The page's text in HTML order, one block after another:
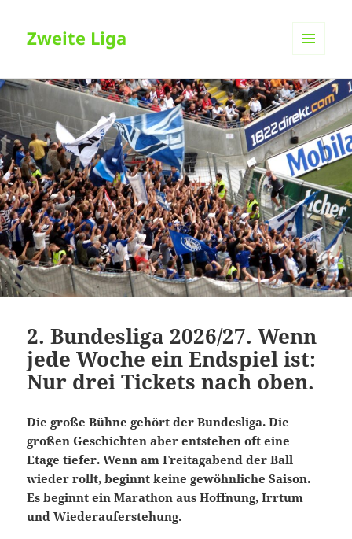
Zweite Liga
WIDGETS
2. Bundesliga 2026/27. Wenn
jede Woche ein Endspiel ist:
Nur drei Tickets nach oben.
Die große Bühne gehört der Bundesliga. Die
großen Geschichten aber entstehen oft eine
Etage tiefer. Wenn am Freitagabend der Ball
wieder rollt, beginnt keine gewöhnliche Saison.
Es beginnt ein Marathon aus Hoffnung, Irrtum
und Wiederauferstehung.